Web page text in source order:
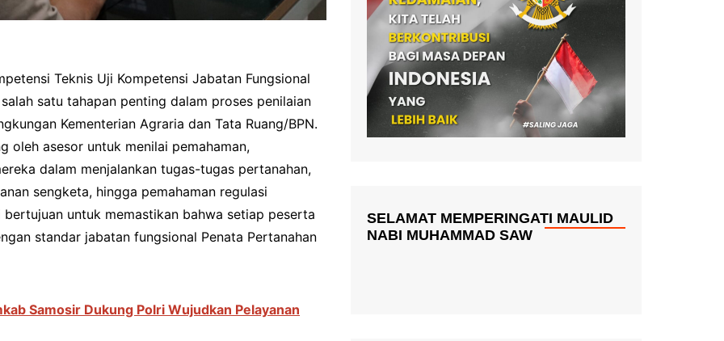
Teknis Uji Kompetensi Jabatan Fungsional
satu tahapan penting dalam proses penilaian
Kementerian Agraria dan Tata Ruang/BPN.
oleh asesor untuk menilai pemahaman,
dalam menjalankan tugas-tugas pertanahan,
sengketa, hingga pemahaman regulasi
untuk memastikan bahwa setiap peserta
standar jabatan fungsional Penata Pertanahan
Samosir Dukung Polri Wujudkan Pelayanan
SELAMAT MEMPERINGATI MAULID
NABI MUHAMMAD SAW